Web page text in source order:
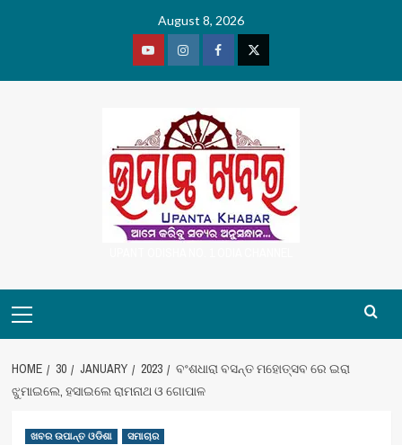
August 8, 2026
YoutubeVimeoFacebookTwitter
Menu
HOME 30 JANUARY 2023
ବଂଶଧାରା ବସନ୍ତ ମହୋତ୍ସବ ରେ ଇରା
ଝୁମାଇଲେ, ହସାଇଲେ ରାମନାଥ ଓ ଗୋପାଳ
ଖବର ଉପାନ୍ତ ଓଡିଶା ସମାଚାର